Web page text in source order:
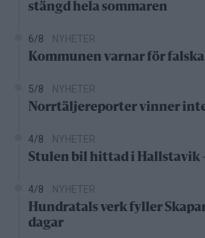
stängd hela sommaren
6/8 NYHETER
Kommunen varnar för
5/8 NYHETER
Norrtäljereporter vinner
4/8 NYHETER
Stulen bil hittad i Hallstavik
4/8 NYHETER
Hundratals verk fyller
dagar